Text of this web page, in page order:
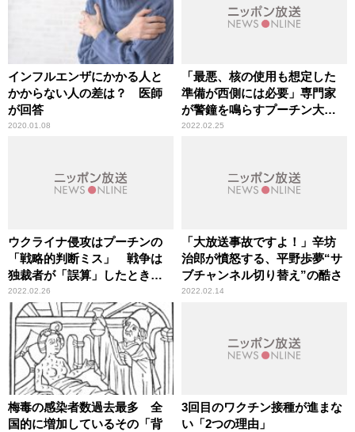
インフルエンザにかかる人と
かからない人の差は？ 医師
が回答
2020.01.08
「最悪、核の使用も想定した
準備が西側には必要」専門家
が警鐘を鳴らすプーチン大統
領の“精神状態”
2022.02.25
ウクライナ侵攻はプーチンの
「戦略的判断ミス」 戦争は
独裁者が「誤算」したときに
起きる
2022.02.26
「大放送事故ですよ！」辛坊
治郎が憤怒する、平野歩夢“サ
ブチャンネル切り替え”の酷さ
2022.02.14
梅毒の感染者数過去最多 全
国的に増加しているその「背
3回目のワクチン接種が進まな
い「2つの理由」